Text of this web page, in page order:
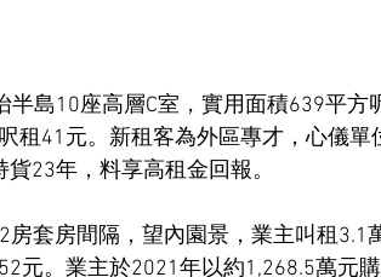
島10座高層C室，實用面積639平方
租41元。新租客為外區專才，心儀單
23年，料享高租金回報。
套房間隔，望內園景，業主叫租3.1
元。業主於2021年以約1,268.5萬元